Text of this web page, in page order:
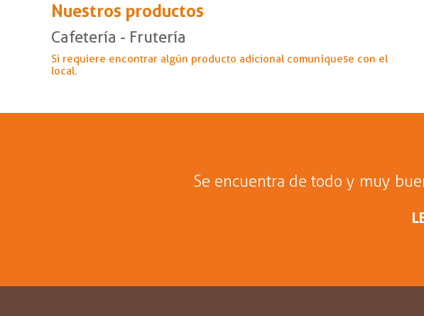
Nuestros productos
Cafetería - Frutería
Si requiere encontrar algún producto adicional comuníquese con el
local.